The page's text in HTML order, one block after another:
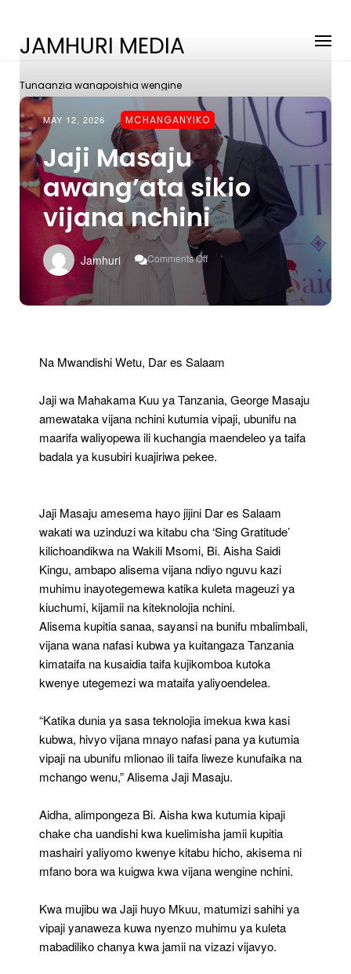
JAMHURI MEDIA
Tunaanzia wanapoishia wengine
MAY 12, 2026 MCHANGANYIKO
Jaji Masaju
awang’ata sikio
vijana nchini
Jamhuri Comments Off
Jaji
Awang’ata
Na Mwandishi Wetu, Dar es Salaam
Jaji wa Mahakama Kuu ya Tanzania, George Masaju
amewataka vijana nchini kutumia vipaji, ubunifu na
maarifa waliyopewa ili kuchangia maendeleo ya taifa
badala ya kusubiri kuajiriwa pekee.
Jaji Masaju amesema hayo jijini Dar es Salaam
wakati wa uzinduzi wa kitabu cha ‘Sing Gratitude’
kilichoandikwa na Wakili Msomi, Bi. Aisha Saidi
Kingu, ambapo alisema vijana ndiyo nguvu kazi
muhimu inayotegemewa katika kuleta mageuzi ya
kiuchumi, kijamii na kiteknolojia nchini.
Alisema kupitia sanaa, sayansi na bunifu mbalimbali,
vijana wana nafasi kubwa ya kuitangaza Tanzania
kimataifa na kusaidia taifa kujikomboa kutoka
kwenye utegemezi wa mataifa yaliyoendelea.
“Katika dunia ya sasa teknolojia imekua kwa kasi
kubwa, hivyo vijana mnayo nafasi pana ya kutumia
vipaji na ubunifu mlionao ili taifa liweze kunufaika na
mchango wenu,” Alisema Jaji Masaju.
Aidha, alimpongeza Bi. Aisha kwa kutumia kipaji
chake cha uandishi kwa kuelimisha jamii kupitia
mashairi yaliyomo kwenye kitabu hicho, akisema ni
mfano bora wa kuigwa kwa vijana wengine nchini.
Kwa mujibu wa Jaji huyo Mkuu, matumizi sahihi ya
vipaji yanaweza kuwa nyenzo muhimu ya kuleta
mabadiliko chanya kwa jamii na vizazi vijavyo.